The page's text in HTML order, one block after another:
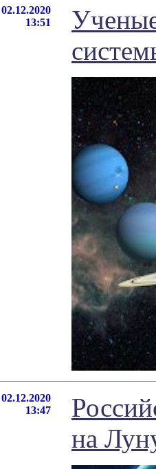
02.12.2020
13:51
02.12.2020
13:47
на